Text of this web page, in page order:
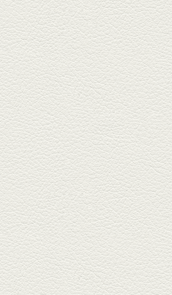
2025年3月21日放送
薩摩赤鶏のころころ焼き
＆カツオの藁焼き
三年坂通りのビル２階「焼鳥こ
ろころ」はオシャレな店構えで
炭火...
2025年2月28日放送
踊る車海老＆あか牛串 ウ
ニとキャビア乗せ
ホテル日航熊本の裏、創作串揚
げの新たな店「串ハル」へ「銀
しろ...
2025年2月7日放送
マグロのレアカツ＆合鴨
とカブのゆず煮
酒場通りの「料理屋じぃ」で昼
飲みの刻。「しろ」お湯割で店
主ご...
2025年1月17日放送
燻製ポーク＆特製和風石
焼おこげ
北区の飛田バイパスで人気の創